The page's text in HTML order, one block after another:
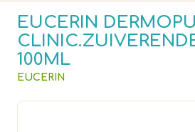
EUCERIN
100ML
EUCERIN